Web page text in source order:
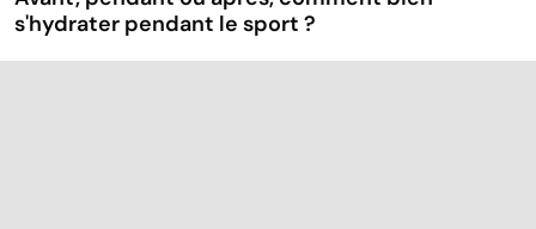
s'hydrater pendant le sport ?